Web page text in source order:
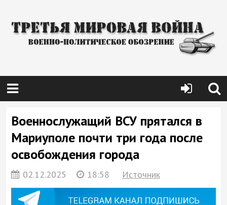
Военнослужащий ВСУ прятался в
Мариуполе почти три года после
освобождения города
02.12.2025 18:58 Источник